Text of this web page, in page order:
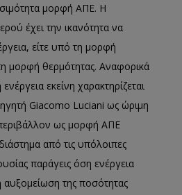
μορφή ΑΠΕ. Η
έχει την ικανότητα να
είτε υπό τη μορφή
μορφή θερμότητας. Αναφορικά
εκείνη χαρακτηρίζεται
Giacomo Luciani ως ώριμη
ως μορφή ΑΠΕ
από τις υπόλοιπες
παράγεις όση ενέργεια
αυξομείωση της ποσότητας